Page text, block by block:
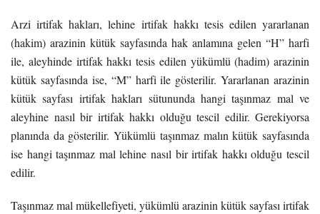
Arzi irtifak hakları, lehine irtifak hakkı tesis edilen yararlanan
(hakim) arazinin kütük sayfasında hak anlamına gelen “H” harfi
ile, aleyhinde irtifak hakkı tesis edilen yükümlü (hadim) arazinin
kütük sayfasında ise, “M” harfi ile gösterilir. Yararlanan arazinin
kütük sayfası irtifak hakları sütununda hangi taşınmaz mal ve
aleyhine nasıl bir irtifak hakkı olduğu tescil edilir. Gerekiyorsa
planında da gösterilir. Yükümlü taşınmaz malın kütük sayfasında
ise hangi taşınmaz mal lehine nasıl bir irtifak hakkı olduğu tescil
edilir.
Taşınmaz mal mükellefiyeti, yükümlü arazinin kütük sayfası irtifak